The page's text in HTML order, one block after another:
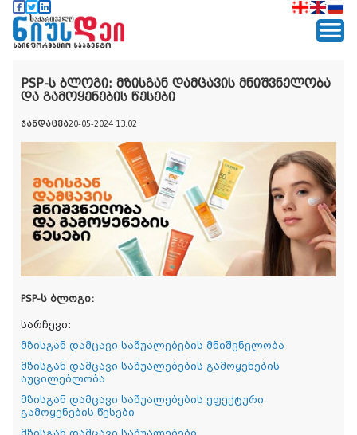
PSP-ს ბლოგი: მზისგან დამცავის მნიშვნელობა
და გამოყენების წესები
ჯანდაცვა20-05-2024 13:02
PSP-ს ბლოგი:
სარჩევი:
მზისგან დამცავი საშუალებების მნიშვნელობა
მზისგან დამცავი საშუალებების გამოყენების
აუცილებლობა
მზისგან დამცავი საშუალებების ეფექტური
გამოყენების წესები